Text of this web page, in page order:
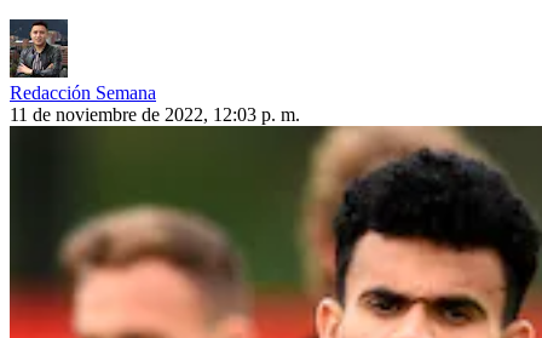
Redacción Semana
11 de noviembre de 2022, 12:03 p. m.